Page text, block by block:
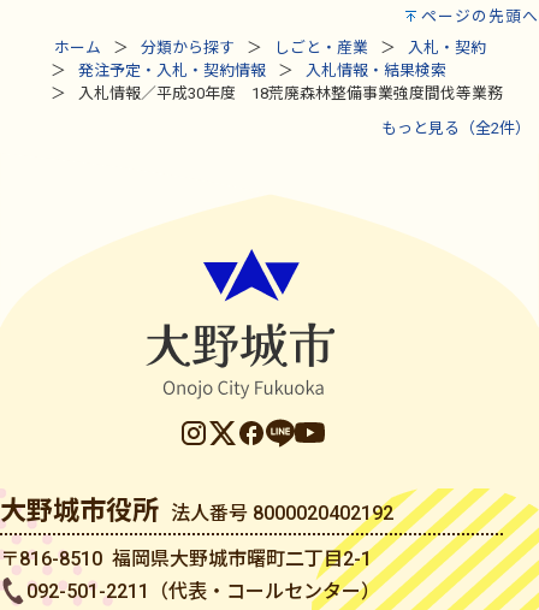
ページの先頭へ
ホーム
分類から探す しごと・産業
入札・契約
発注予定・入札・契約情報
入札情報・結果検索
入札情報／平成30年度 18荒廃森林整備事業強度間伐等業務
もっと見る（全2件）
大野城市役所 法人番号 8000020402192
〒816-8510 福岡県大野城市曙町二丁目2-1
092-501-2211（代表・コールセンター）